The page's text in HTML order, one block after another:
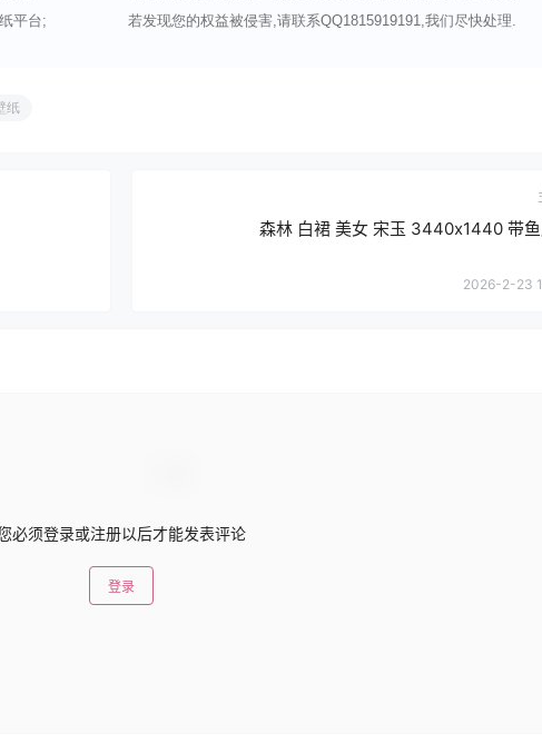
平台; 若发现您的权益被侵害,请联系QQ1815919191,我们尽快处理.
纸
森林 白裙 美女 宋玉 3440x1440 带
2026-2-23
必须登录或注册以后才能发表评论
登录